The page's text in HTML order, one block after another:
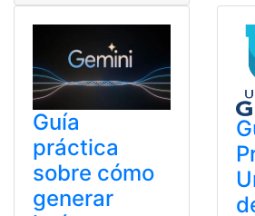
Guía
práctica
sobre cómo
generar